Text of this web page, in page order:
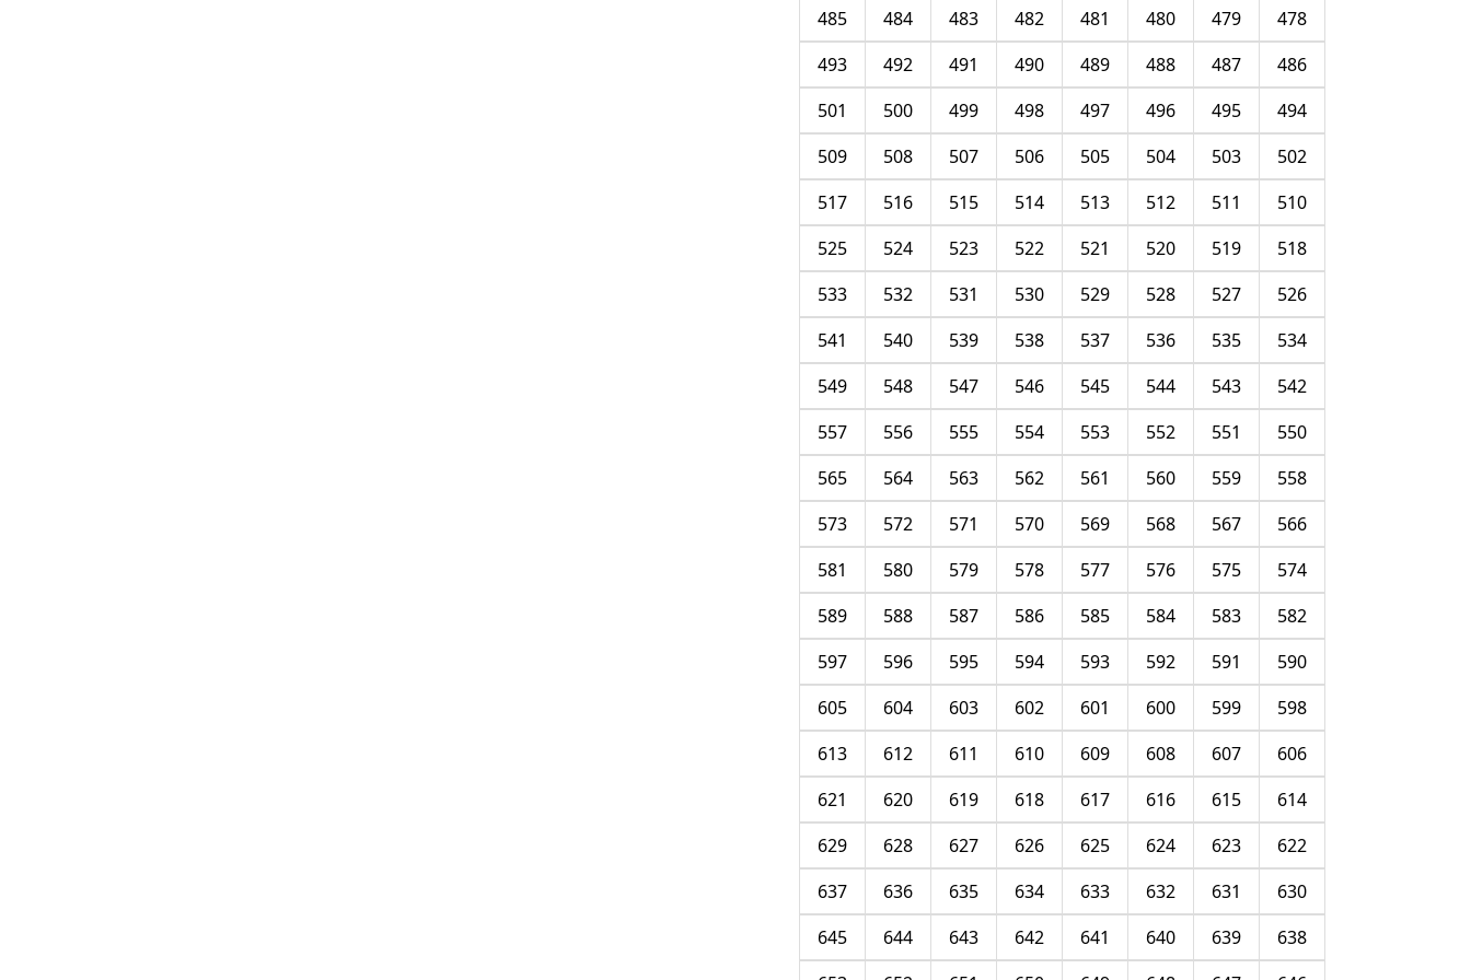
478
479
480
481
482
483
484
485
486
487
488
489
490
491
492
493
494
495
496
497
498
499
500
501
502
503
504
505
506
507
508
509
510
511
512
513
514
515
516
517
518
519
520
521
522
523
524
525
526
527
528
529
530
531
532
533
534
535
536
537
538
539
540
541
542
543
544
545
546
547
548
549
550
551
552
553
554
555
556
557
558
559
560
561
562
563
564
565
566
567
568
569
570
571
572
573
574
575
576
577
578
579
580
581
582
583
584
585
586
587
588
589
590
591
592
593
594
595
596
597
598
599
600
601
602
603
604
605
606
607
608
609
610
611
612
613
614
615
616
617
618
619
620
621
622
623
624
625
626
627
628
629
630
631
632
633
634
635
636
637
638
639
640
641
642
643
644
645